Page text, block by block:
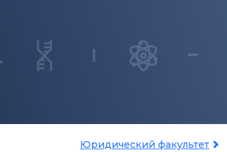
Юридический факультет